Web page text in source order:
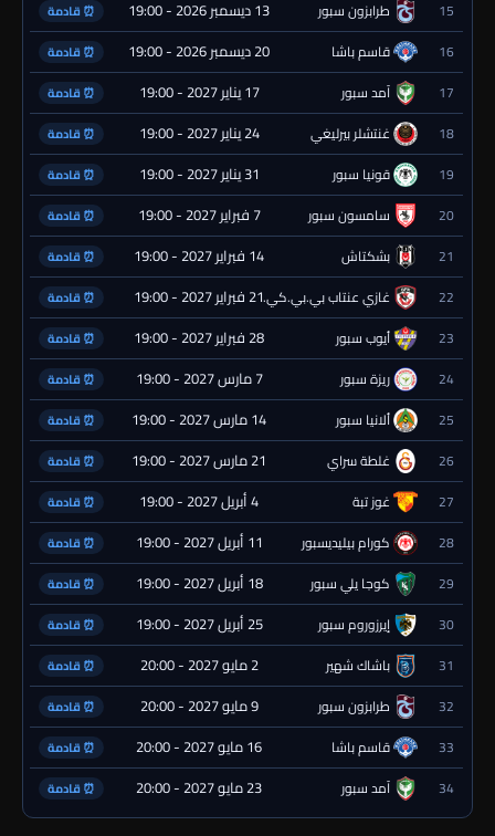
15 طرابزون سبور 13 ديسمبر 2026 - 19:00 ⏰ قادمة
16 قاسم باشا 20 ديسمبر 2026 - 19:00 ⏰ قادمة
17 آمد سبور 17 يناير 2027 - 19:00 ⏰ قادمة
18 غنتشلر بيرليغي 24 يناير 2027 - 19:00 ⏰ قادمة
19 قونيا سبور 31 يناير 2027 - 19:00 ⏰ قادمة
20 سامسون سبور 7 فبراير 2027 - 19:00 ⏰ قادمة
21 بشكتاش 14 فبراير 2027 - 19:00 ⏰ قادمة
22 غازي عنتاب بي.بي.كي.21 فبراير 2027 - 19:00 ⏰ قادمة
23 أيوب سبور 28 فبراير 2027 - 19:00 ⏰ قادمة
24 ريزة سبور 7 مارس 2027 - 19:00 ⏰ قادمة
25 ألانيا سبور 14 مارس 2027 - 19:00 ⏰ قادمة
26 غلطة سراي 21 مارس 2027 - 19:00 ⏰ قادمة
27 غوز تبة 4 أبريل 2027 - 19:00 ⏰ قادمة
28 كورام بيليديسبور 11 أبريل 2027 - 19:00 ⏰ قادمة
29 كوجا يلي سبور 18 أبريل 2027 - 19:00 ⏰ قادمة
30 إيرزوروم سبور 25 أبريل 2027 - 19:00 ⏰ قادمة
31 باشاك شهير 2 مايو 2027 - 20:00 ⏰ قادمة
32 طرابزون سبور 9 مايو 2027 - 20:00 ⏰ قادمة
33 قاسم باشا 16 مايو 2027 - 20:00 ⏰ قادمة
34 آمد سبور 23 مايو 2027 - 20:00 ⏰ قادمة